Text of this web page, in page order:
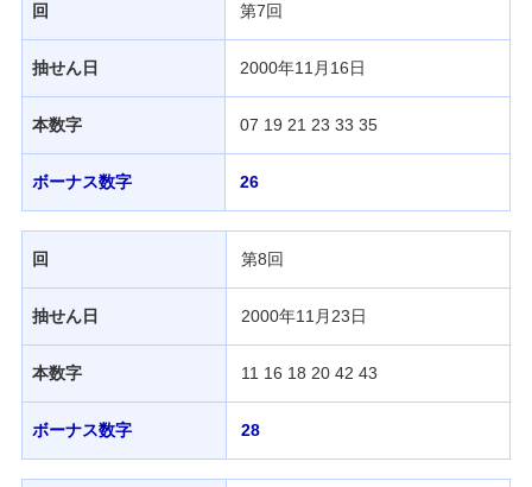
回 第7回
抽せん日 2000年11月16日
本数字 07 19 21 23 33 35
ボーナス数字 26
回 第8回
抽せん日 2000年11月23日
本数字 11 16 18 20 42 43
ボーナス数字 28